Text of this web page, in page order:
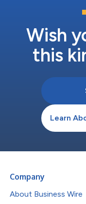
全球使用者群到運用自
融團隊提供高度客製化
Wish
this
Learn
Company
About Business Wire